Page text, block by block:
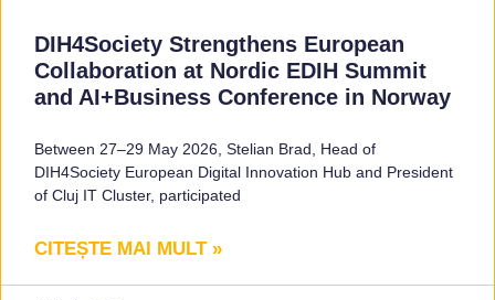
DIH4Society Strengthens European
Collaboration at Nordic EDIH Summit
and AI+Business Conference in Norway
Between 27–29 May 2026, Stelian Brad, Head of
DIH4Society European Digital Innovation Hub and President
of Cluj IT Cluster, participated
CITEȘTE MAI MULT »